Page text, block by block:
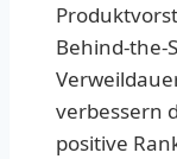
Behind-the-
verbessern
positive